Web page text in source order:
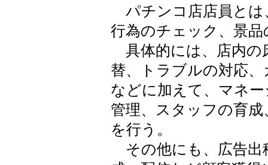
パチンコ店店員とは
行為のチェック、景
具体的には、店内の
替、トラブルの対応
などに加えて、マネ
管理、スタッフの育
を行う。
その他にも、広告出